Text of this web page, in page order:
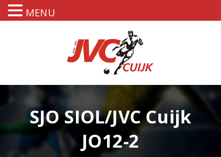
SJO SIOL/JVC Cuijk
JO12-2
MENU